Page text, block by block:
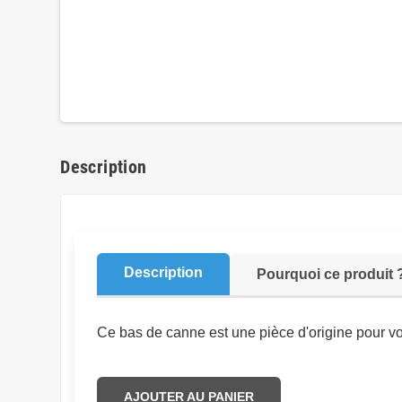
Description
Description Pourquoi ce produit
Ce bas de canne est une pièce d'origine pour
AJOUTER AU PANIER